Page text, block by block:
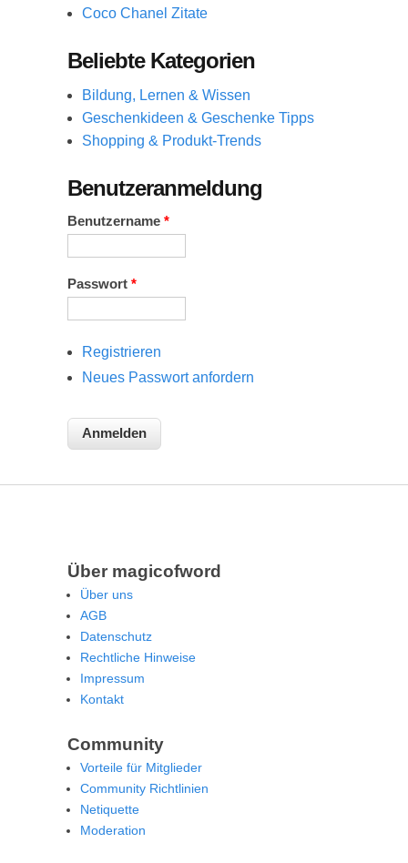
Coco Chanel Zitate
Beliebte Kategorien
Bildung, Lernen & Wissen
Geschenkideen & Geschenke Tipps
Shopping & Produkt-Trends
Benutzeranmeldung
Benutzername *
Passwort *
Registrieren
Neues Passwort anfordern
Über magicofword
Über uns
AGB
Datenschutz
Rechtliche Hinweise
Impressum
Kontakt
Community
Vorteile für Mitglieder
Community Richtlinien
Netiquette
Moderation